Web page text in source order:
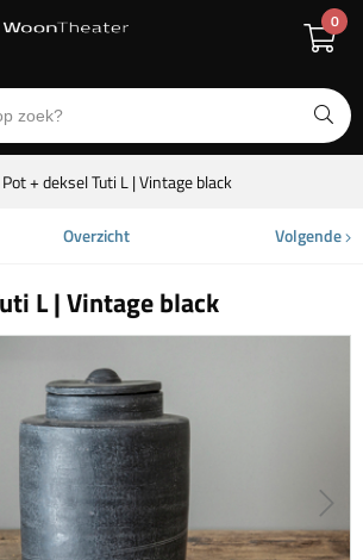
0
Pot + deksel Tuti L | Vintage black
Overzicht Volgende
L | Vintage black